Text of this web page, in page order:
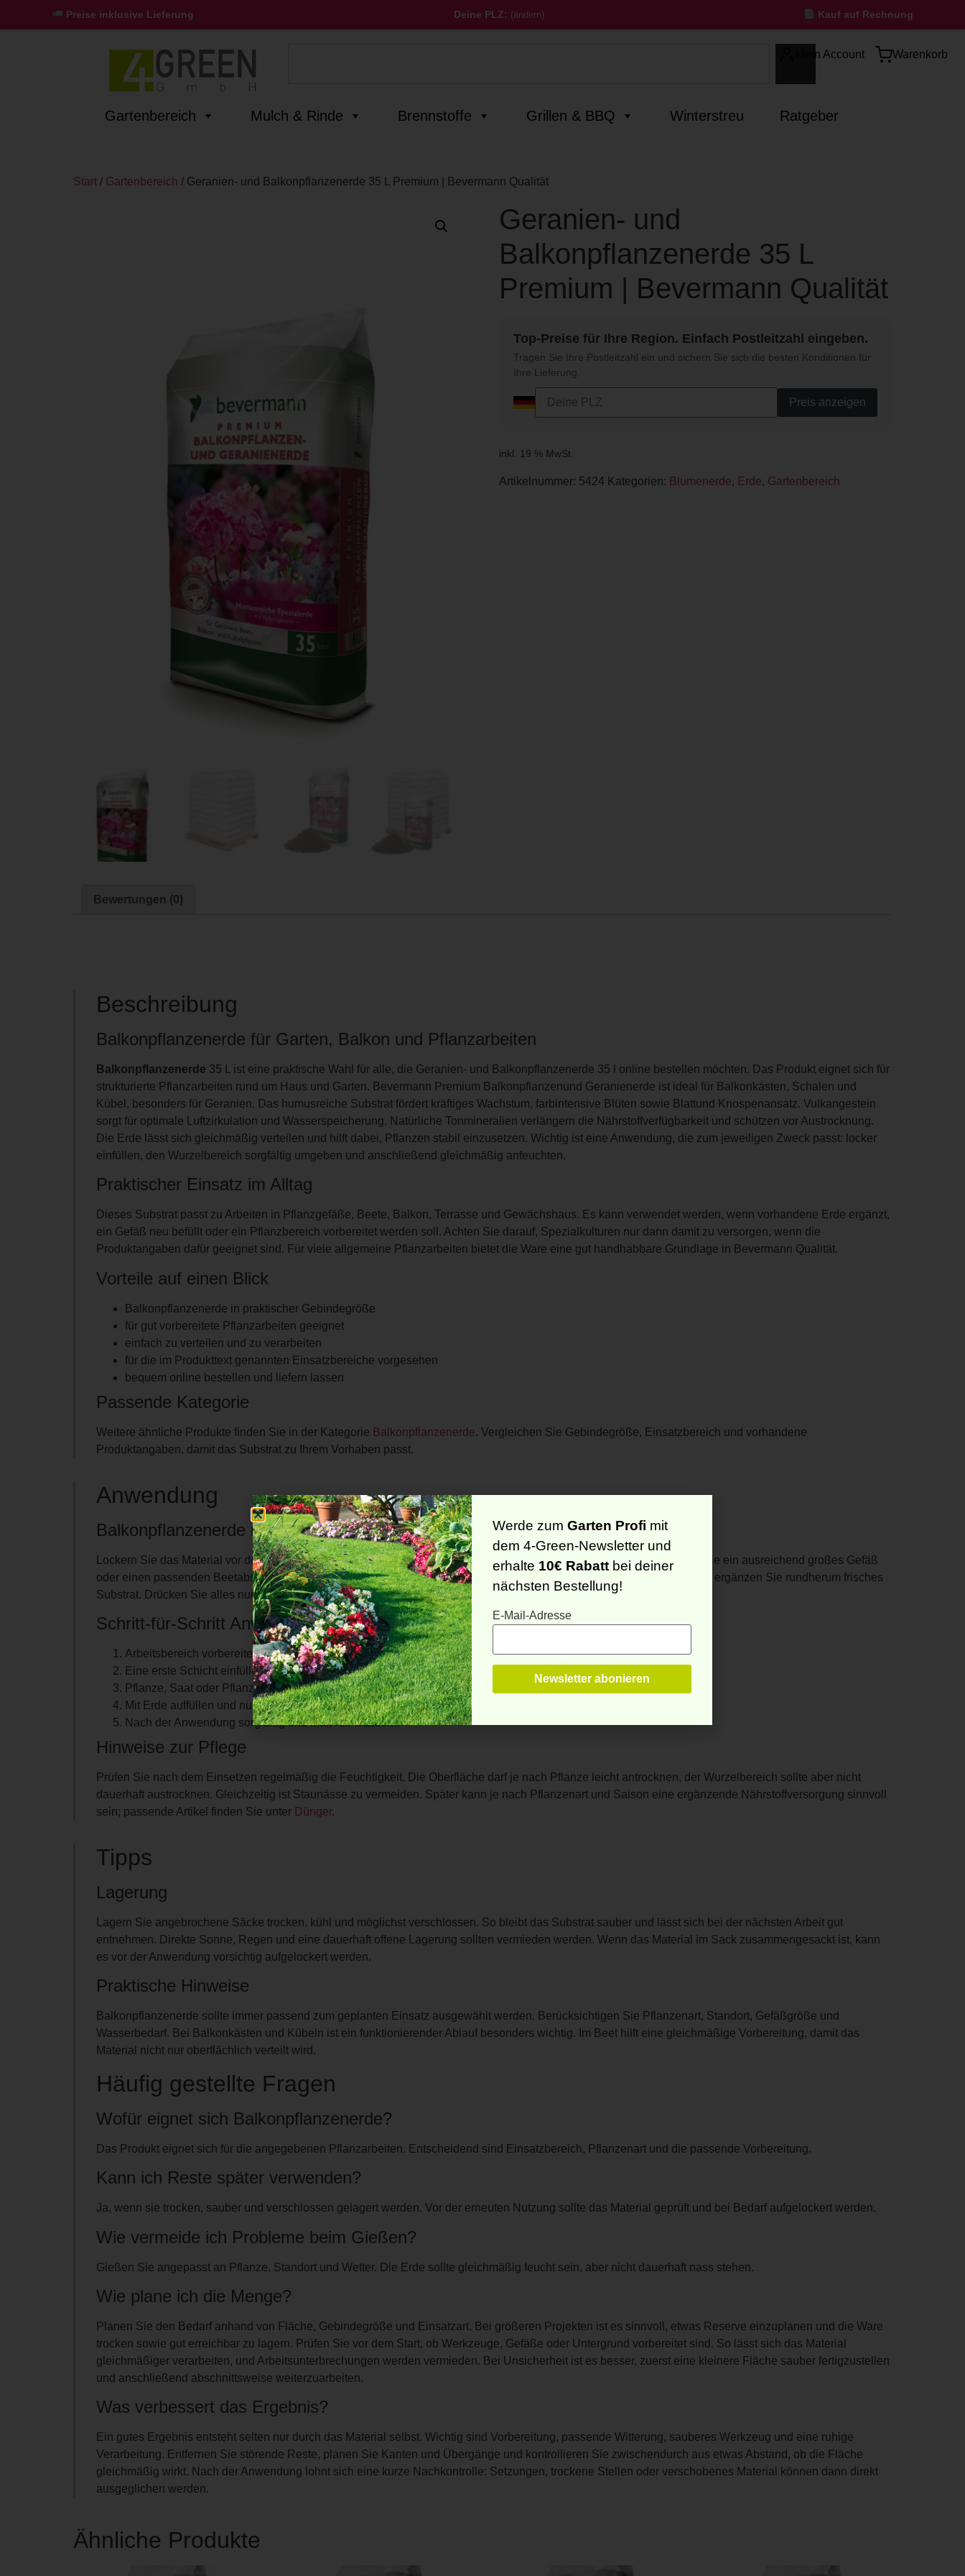
Preise inklusive Lieferung Deine PLZ: (ändern) Kauf auf Rechnung
Gartenbereich Mulch & Rinde Brennstoffe Grillen & BBQ Winterstreu Ratgeber
Mein Account Warenkorb
Start / Gartenbereich / Geranien- und Balkonpflanzenerde 35 L Premium | Bevermann Qualität
Geranien- und
Balkonpflanzenerde 35 L
Premium | Bevermann Qualität
Top-Preise für Ihre Region. Einfach Postleitzahl eingeben.
Tragen Sie Ihre Postleitzahl ein und sichern Sie sich die besten Konditionen für
Ihre Lieferung.
Preis anzeigen
inkl. 19 % MwSt.
Artikelnummer: 5424 Kategorien: Blumenerde, Erde, Gartenbereich
Bewertungen (0)
Beschreibung
Balkonpflanzenerde für Garten, Balkon und Pflanzarbeiten
Balkonpflanzenerde 35 L ist eine praktische Wahl für alle, die Geranien- und Balkonpflanzenerde 35 l online bestellen möchten. Das Produkt eignet sich für
strukturierte Pflanzarbeiten rund um Haus und Garten. Bevermann Premium Balkonpflanzenund Geranienerde ist ideal für Balkonkästen, Schalen und
Kübel, besonders für Geranien. Das humusreiche Substrat fördert kräftiges Wachstum, farbintensive Blüten sowie Blattund Knospenansatz. Vulkangestein
sorgt für optimale Luftzirkulation und Wasserspeicherung. Natürliche Tonmineralien verlängern die Nährstoffverfügbarkeit und schützen vor Austrocknung.
Die Erde lässt sich gleichmäßig verteilen und hilft dabei, Pflanzen stabil einzusetzen. Wichtig ist eine Anwendung, die zum jeweiligen Zweck passt: locker
einfüllen, den Wurzelbereich sorgfältig umgeben und anschließend gleichmäßig anfeuchten.
Praktischer Einsatz im Alltag
Dieses Substrat passt zu Arbeiten in Pflanzgefäße, Beete, Balkon, Terrasse und Gewächshaus. Es kann verwendet werden, wenn vorhandene Erde ergänzt,
ein Gefäß neu befüllt oder ein Pflanzbereich vorbereitet werden soll. Achten Sie darauf, Spezialkulturen nur dann damit zu versorgen, wenn die
Produktangaben dafür geeignet sind. Für viele allgemeine Pflanzarbeiten bietet die Ware eine gut handhabbare Grundlage in Bevermann Qualität.
Vorteile auf einen Blick
Balkonpflanzenerde in praktischer Gebindegröße
für gut vorbereitete Pflanzarbeiten geeignet
einfach zu verteilen und zu verarbeiten
für die im Produkttext genannten Einsatzbereiche vorgesehen
bequem online bestellen und liefern lassen
Passende Kategorie
Weitere ähnliche Produkte finden Sie in der Kategorie Balkonpflanzenerde. Vergleichen Sie Gebindegröße, Einsatzbereich und vorhandene
Produktangaben, damit das Substrat zu Ihrem Vorhaben passt.
Anwendung
Balkonpflanzenerde richtig vorbereiten
Lockern Sie das Material vor der Verwendung leicht auf. Entfernen Sie grobe Reste aus dem Pflanzbereich und wählen Sie ein ausreichend großes Gefäß
oder einen passenden Beetabschnitt. Füllen Sie zuerst eine Schicht ein, setzen Sie die Pflanze oder das Material ein und ergänzen Sie rundherum frisches
Substrat. Drücken Sie alles nur leicht an, damit die Struktur nicht unnötig verdichtet wird.
Schritt-für-Schritt Anwendung
Arbeitsbereich vorbereiten und bei Gefäßen auf Wasserabzug achten.
Eine erste Schicht einfüllen und gleichmäßig verteilen.
Pflanze, Saat oder Pflanzbereich passend positionieren.
Mit Erde auffüllen und nur leicht andrücken.
Nach der Anwendung sorgfältig und maßvoll wässern.
Hinweise zur Pflege
Prüfen Sie nach dem Einsetzen regelmäßig die Feuchtigkeit. Die Oberfläche darf je nach Pflanze leicht antrocknen, der Wurzelbereich sollte aber nicht
dauerhaft austrocknen. Gleichzeitig ist Staunässe zu vermeiden. Später kann je nach Pflanzenart und Saison eine ergänzende Nährstoffversorgung sinnvoll
sein; passende Artikel finden Sie unter Dünger.
Tipps
Lagerung
Lagern Sie angebrochene Säcke trocken, kühl und möglichst verschlossen. So bleibt das Substrat sauber und lässt sich bei der nächsten Arbeit gut
entnehmen. Direkte Sonne, Regen und eine dauerhaft offene Lagerung sollten vermieden werden. Wenn das Material im Sack zusammengesackt ist, kann
es vor der Anwendung vorsichtig aufgelockert werden.
Praktische Hinweise
Balkonpflanzenerde sollte immer passend zum geplanten Einsatz ausgewählt werden. Berücksichtigen Sie Pflanzenart, Standort, Gefäßgröße und
Wasserbedarf. Bei Balkonkästen und Kübeln ist ein funktionierender Ablauf besonders wichtig. Im Beet hilft eine gleichmäßige Vorbereitung, damit das
Material nicht nur oberflächlich verteilt wird.
Häufig gestellte Fragen
Wofür eignet sich Balkonpflanzenerde?
Das Produkt eignet sich für die angegebenen Pflanzarbeiten. Entscheidend sind Einsatzbereich, Pflanzenart und die passende Vorbereitung.
Kann ich Reste später verwenden?
Ja, wenn sie trocken, sauber und verschlossen gelagert werden. Vor der erneuten Nutzung sollte das Material geprüft und bei Bedarf aufgelockert werden.
Wie vermeide ich Probleme beim Gießen?
Gießen Sie angepasst an Pflanze, Standort und Wetter. Die Erde sollte gleichmäßig feucht sein, aber nicht dauerhaft nass stehen.
Wie plane ich die Menge?
Planen Sie den Bedarf anhand von Fläche, Gebindegröße und Einsatzart. Bei größeren Projekten ist es sinnvoll, etwas Reserve einzuplanen und die Ware
trocken sowie gut erreichbar zu lagern. Prüfen Sie vor dem Start, ob Werkzeuge, Gefäße oder Untergrund vorbereitet sind. So lässt sich das Material
gleichmäßiger verarbeiten, und Arbeitsunterbrechungen werden vermieden. Bei Unsicherheit ist es besser, zuerst eine kleinere Fläche sauber fertigzustellen
und anschließend abschnittsweise weiterzuarbeiten.
Was verbessert das Ergebnis?
Ein gutes Ergebnis entsteht selten nur durch das Material selbst. Wichtig sind Vorbereitung, passende Witterung, sauberes Werkzeug und eine ruhige
Verarbeitung. Entfernen Sie störende Reste, planen Sie Kanten und Übergänge und kontrollieren Sie zwischendurch aus etwas Abstand, ob die Fläche
gleichmäßig wirkt. Nach der Anwendung lohnt sich eine kurze Nachkontrolle: Setzungen, trockene Stellen oder verschobenes Material können dann direkt
ausgeglichen werden.
Ähnliche Produkte
Werde zum Garten Profi mit
dem 4-Green-Newsletter und
erhalte 10€ Rabattbei deiner
nächsten Bestellung!
E-Mail-Adresse